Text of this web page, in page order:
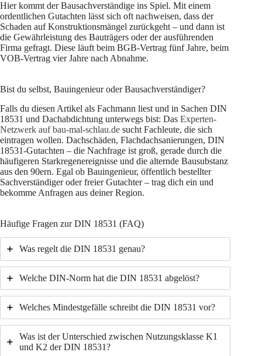
Hier kommt der Bausachverständige ins Spiel. Mit einem
ordentlichen Gutachten lässt sich oft nachweisen, dass der
Schaden auf Konstruktionsmängel zurückgeht – und dann ist
die Gewährleistung des Bauträgers oder der ausführenden
Firma gefragt. Diese läuft beim BGB-Vertrag fünf Jahre, beim
VOB-Vertrag vier Jahre nach Abnahme.
Bist du selbst, Bauingenieur oder Bausachverständiger?
Falls du diesen Artikel als Fachmann liest und in Sachen DIN
18531 und Dachabdichtung unterwegs bist: Das Experten-
Netzwerk auf bau-mal-schlau.de sucht Fachleute, die sich
eintragen wollen. Dachschäden, Flachdachsanierungen, DIN
18531-Gutachten – die Nachfrage ist groß, gerade durch die
häufigeren Starkregenereignisse und die alternde Bausubstanz
aus den 90ern. Egal ob Bauingenieur, öffentlich bestellter
Sachverständiger oder freier Gutachter – trag dich ein und
bekomme Anfragen aus deiner Region.
Häufige Fragen zur DIN 18531 (FAQ)
Was regelt die DIN 18531 genau?
Welche DIN-Norm hat die DIN 18531 abgelöst?
Welches Mindestgefälle schreibt die DIN 18531 vor?
Was ist der Unterschied zwischen Nutzungsklasse K1
und K2 der DIN 18531?